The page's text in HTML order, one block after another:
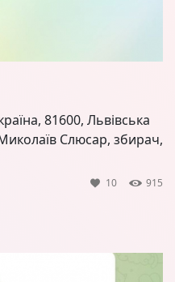
81600, Львівська
Слюсар, збирач,
10 915